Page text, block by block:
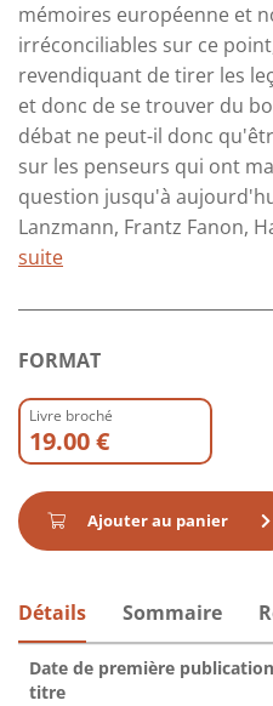
mémoires européenne et
irréconciliables sur ce
revendiquant de tirer les
et donc de se trouver du
débat ne peut-il donc
sur les penseurs qui ont
question jusqu'à
Lanzmann, Frantz Fanon,
suite
FORMAT
Livre broché
19.00 €
Ajouter au panier
Détails Sommaire
Date de première
titre